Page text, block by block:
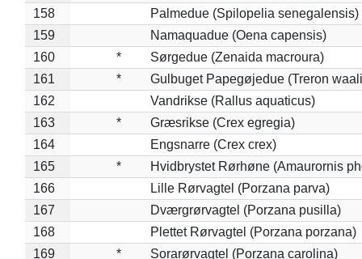
158
Palmedue (Spilopelia senegalensis)
159
Namaquadue (Oena capensis)
160
*
Sørgedue (Zenaida macroura)
161
*
Gulbuget Papegøjedue (Treron
162
Vandrikse (Rallus aquaticus)
163
*
Græsrikse (Crex egregia)
164
Engsnarre (Crex crex)
165
*
Hvidbrystet Rørhøne (Amaurornis
166
Lille Rørvagtel (Porzana parva)
167
Dværgrørvagtel (Porzana pusilla)
168
Plettet Rørvagtel (Porzana porzana)
169
*
Sorarørvagtel (Porzana carolina)